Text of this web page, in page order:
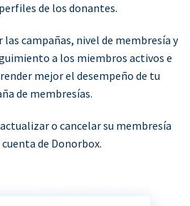
de los donantes.
campañas, nivel de membresía y
a los miembros activos e
mejor el desempeño de tu
de membresías.
o cancelar su membresía
cuenta de Donorbox.